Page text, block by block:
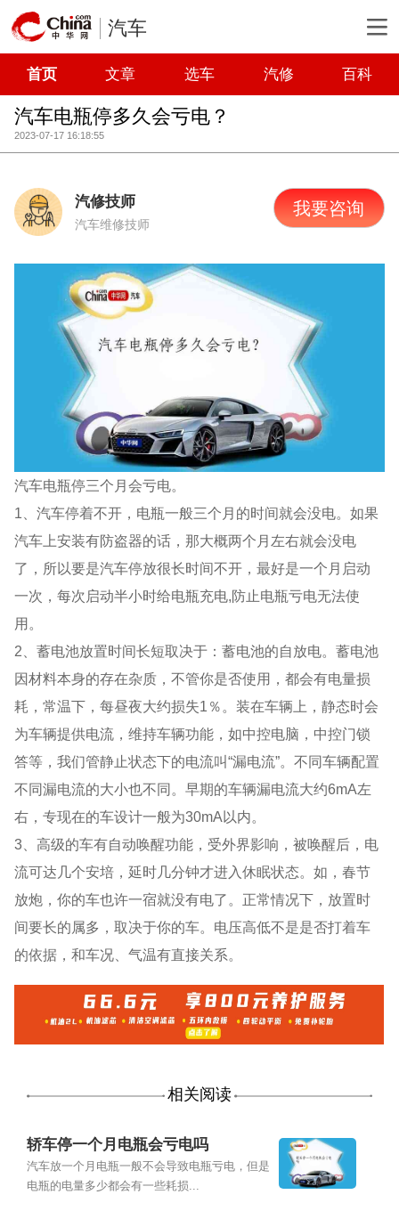
汽车
首页 文章 选车 汽修 百科
汽车电瓶停多久会亏电？
2023-07-17 16:18:55
汽修技师
汽车维修技师
我要咨询
汽车电瓶停三个月会亏电。
1、汽车停着不开，电瓶一般三个月的时间就会没电。如果
汽车上安装有防盗器的话，那大概两个月左右就会没电
了，所以要是汽车停放很长时间不开，最好是一个月启动
一次，每次启动半小时给电瓶充电,防止电瓶亏电无法使
用。
2、蓄电池放置时间长短取决于：蓄电池的自放电。蓄电池
因材料本身的存在杂质，不管你是否使用，都会有电量损
耗，常温下，每昼夜大约损失1％。装在车辆上，静态时会
为车辆提供电流，维持车辆功能，如中控电脑，中控门锁
答等，我们管静止状态下的电流叫“漏电流”。不同车辆配置
不同漏电流的大小也不同。早期的车辆漏电流大约6mA左
右，专现在的车设计一般为30mA以内。
3、高级的车有自动唤醒功能，受外界影响，被唤醒后，电
流可达几个安培，延时几分钟才进入休眠状态。如，春节
放炮，你的车也许一宿就没有电了。正常情况下，放置时
间要长的属多，取决于你的车。电压高低不是是否打着车
的依据，和车况、气温有直接关系。
相关阅读
轿车停一个月电瓶会亏电吗
汽车放一个月电瓶一般不会导致电瓶亏电，但是
电瓶的电量多少都会有一些耗损...